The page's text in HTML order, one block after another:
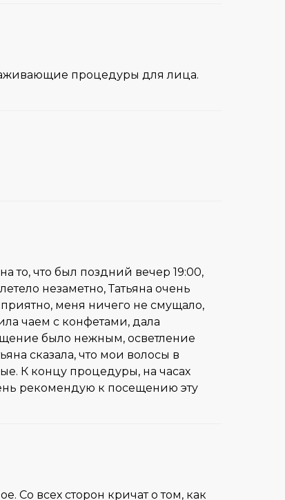
процедуры для лица.
то, что был поздний вечер 19:00,
незаметно, Татьяна очень
меня ничего не смущало,
чаем с конфетами, дала
было нежным, осветление
сказала, что мои волосы в
К концу процедуры, на часах
рекомендую к посещению эту
Со всех сторон кричат о том, как